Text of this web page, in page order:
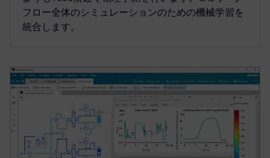
フロー全体のシミュレーションのための機械学習を
統合します。